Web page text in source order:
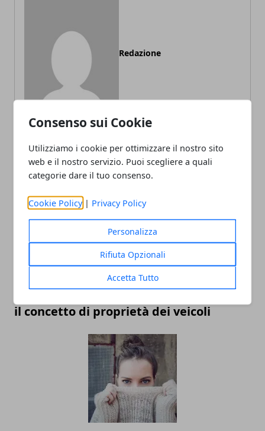
Consenso sui Cookie
Utilizziamo i cookie per ottimizzare il nostro sito
web e il nostro servizio. Puoi scegliere a quali
categorie dare il tuo consenso.
Cookie Policy | Privacy Policy
Personalizza
Rifiuta Opzionali
Accetta Tutto
Redazione
ARTICOLI CORRELATI
Economia della condivisione: ripensare
il concetto di proprietà dei veicoli